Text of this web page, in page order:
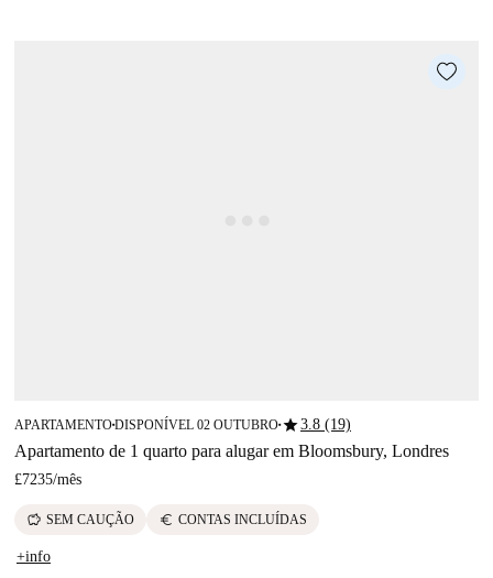
APARTAMENTO■DISPONÍVEL 02 OUTUBRO■star3.8 (19)
Apartamento de 1 quarto para alugar em Bloomsbury, Londres
£7235/mês
savings SEM CAUÇÃO euro CONTAS INCLUÍDAS
+info